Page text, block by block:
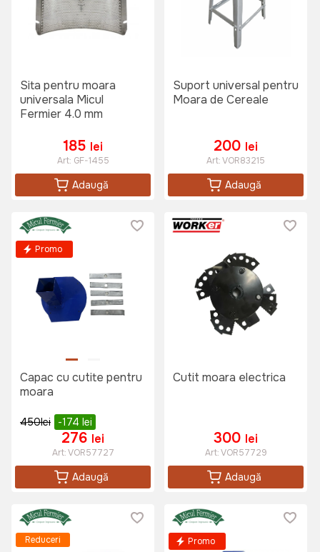
Sita pentru moara
universala Micul
Fermier 4.0 mm
185 lei
Art: GF-1455
Adaugă
Suport universal pentru
Moara de Cereale
200 lei
Art:VOR83215
Adaugă
Promo
Capac cu cutite pentru
moara
450lei -174 lei
276 lei
Art:VOR57727
Adaugă
Cutit moara electrica
300 lei
Art:VOR57729
Adaugă
Reduceri Promo